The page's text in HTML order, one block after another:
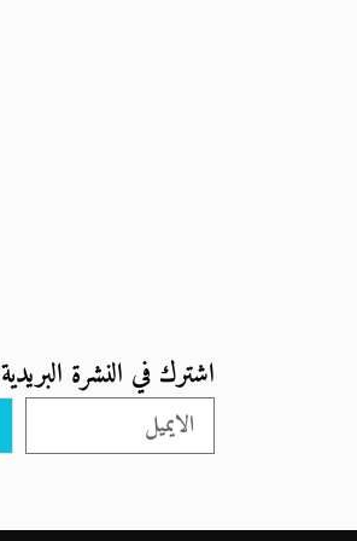
اشترك في النشرة البريدية